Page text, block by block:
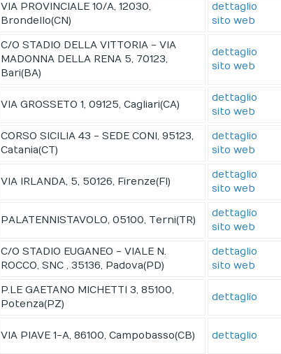
VIA PROVINCIALE 10/A, 12030,
Brondello(CN)
dettaglio
sito web
C/O STADIO DELLA VITTORIA - VIA
MADONNA DELLA RENA 5, 70123,
Bari(BA)
dettaglio
sito web
VIA GROSSETO 1, 09125, Cagliari(CA)
dettaglio
sito web
CORSO SICILIA 43 - SEDE CONI, 95123,
Catania(CT)
dettaglio
sito web
VIA IRLANDA, 5, 50126, Firenze(FI)
dettaglio
sito web
PALATENNISTAVOLO, 05100, Terni(TR)
dettaglio
sito web
C/O STADIO EUGANEO - VIALE N.
ROCCO, SNC , 35136, Padova(PD)
dettaglio
sito web
P.LE GAETANO MICHETTI 3, 85100,
Potenza(PZ)
dettaglio
VIA PIAVE 1-A, 86100, Campobasso(CB) dettaglio